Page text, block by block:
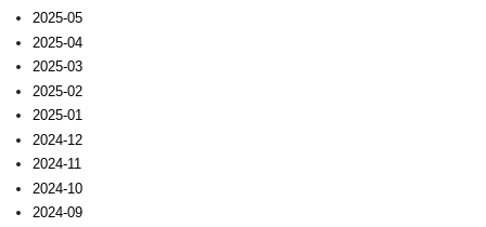
2025-05
2025-04
2025-03
2025-02
2025-01
2024-12
2024-11
2024-10
2024-09